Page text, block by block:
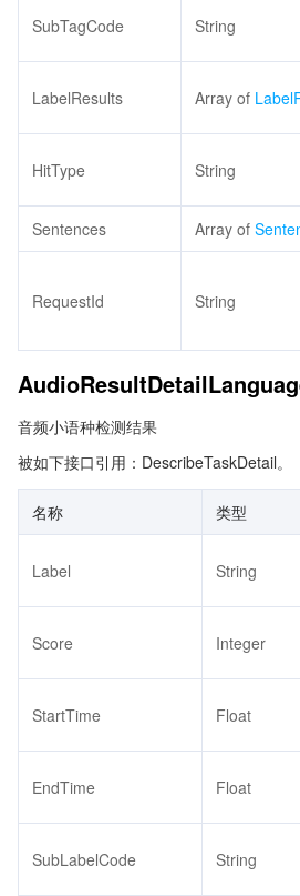
SubTagCode String
LabelResults Array of
HitType String
Sentences Array of
RequestId String
音频小语种检测结果
被如下接口引用：DescribeTaskDetail。
名称 类型
Label String
Score Integer
StartTime Float
EndTime Float
SubLabelCode String